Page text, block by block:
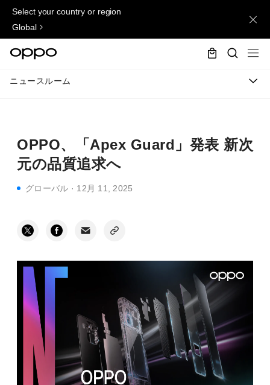
Select your country or region
Global
ニュースルーム
OPPO、「Apex Guard」発表 新次
元の品質追求へ
グローバル · 12月 11, 2025